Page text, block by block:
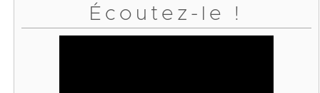
Écoutez-le !